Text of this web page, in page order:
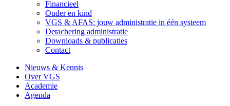
Financieel
Ouder en kind
VGS & AFAS: jouw administratie in één systeem
Detachering administratie
Downloads & publicaties
Contact
Nieuws & Kennis
Over VGS
Academie
Agenda